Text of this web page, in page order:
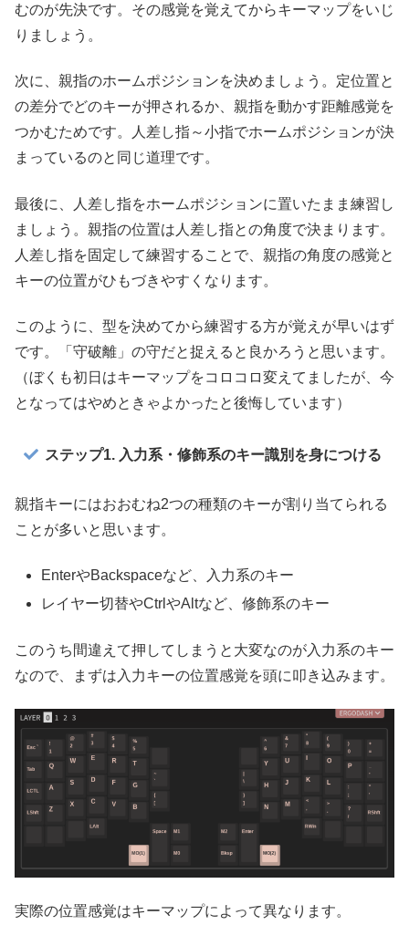
むのが先決です。その感覚を覚えてからキーマップをいじ
りましょう。
次に、親指のホームポジションを決めましょう。定位置と
の差分でどのキーが押されるか、親指を動かす距離感覚を
つかむためです。人差し指～小指でホームポジションが決
まっているのと同じ道理です。
最後に、人差し指をホームポジションに置いたまま練習し
ましょう。親指の位置は人差し指との角度で決まります。
人差し指を固定して練習することで、親指の角度の感覚と
キーの位置がひもづきやすくなります。
このように、型を決めてから練習する方が覚えが早いはず
です。「守破離」の守だと捉えると良かろうと思います。
（ぼくも初日はキーマップをコロコロ変えてましたが、今
となってはやめときゃよかったと後悔しています）
ステップ1. 入力系・修飾系のキー識別を身につける
親指キーにはおおむね2つの種類のキーが割り当てられる
ことが多いと思います。
EnterやBackspaceなど、入力系のキー
レイヤー切替やCtrlやAltなど、修飾系のキー
このうち間違えて押してしまうと大変なのが入力系のキー
なので、まずは入力キーの位置感覚を頭に叩き込みます。
実際の位置感覚はキーマップによって異なります。